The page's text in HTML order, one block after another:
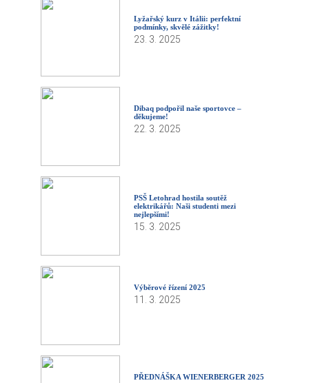
Lyžařský kurz v Itálii: perfektní
podmínky, skvělé zážitky!
23. 3. 2025
Dibaq podpořil naše sportovce –
děkujeme!
22. 3. 2025
PSŠ Letohrad hostila soutěž
elektrikářů: Naši studenti mezi
nejlepšími!
15. 3. 2025
Výběrové řízení 2025
11. 3. 2025
PŘEDNÁŠKA WIENERBERGER 2025